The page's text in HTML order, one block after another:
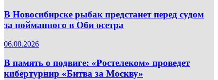
В Новосибирске рыбак предстанет перед судом
за пойманного в Оби осетра
06.08.2026
В память о подвиге: «Ростелеком» проведет
кибертурнир «Битва за Москву»